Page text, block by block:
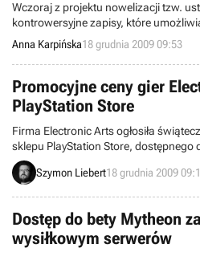
Wczoraj z projektu nowelizacji tzw.
kontrowersyjne zapisy, które
monitorowanie aktywności
Anna Karpińska18 grudnia 2009 09:53
Promocyjne ceny gier
PlayStation Store
Firma Electronic Arts ogłosiła
sklepu PlayStation Store, dostępnego
PlayStation 3 i PSP. Od 17 grudnia do
możemy kupować kilka ciekawych
Szymon Liebert18 grudnia 2009
Dostęp do bety Mytheon
wysiłkowym serwerów